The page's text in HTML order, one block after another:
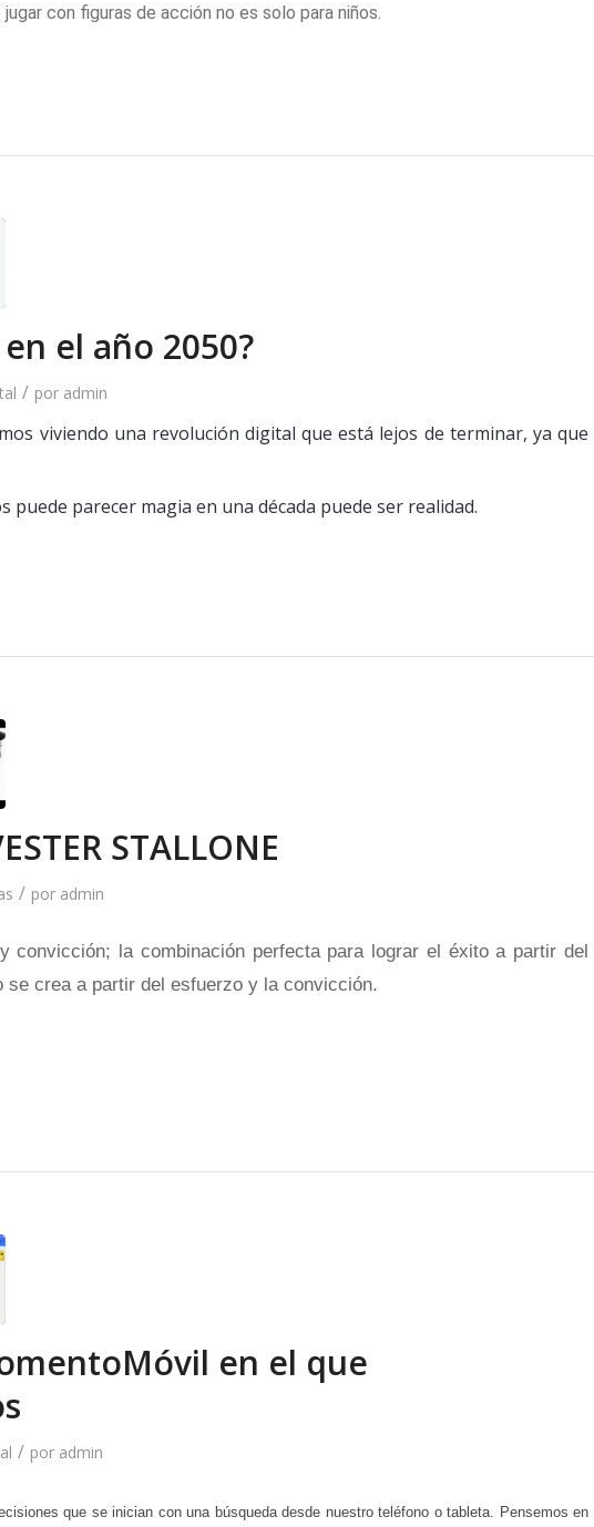
con figuras de acción no es solo para niños.
el año 2050?
/ por admin
viviendo una revolución digital que está lejos de terminar, ya que
puede parecer magia en una década puede ser realidad.
STALLONE
/ por admin
la combinación perfecta para lograr el éxito a partir del
crea a partir del esfuerzo y la convicción.
en el que
/ por admin
que se inician con una búsqueda desde nuestro teléfono o tableta. Pensemos en